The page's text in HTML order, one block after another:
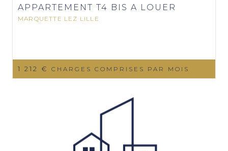
APPARTEMENT T4 BIS A LOUER
MARQUETTE LEZ LILLE
1 212 € CHARGES COMPRISES PAR MOIS